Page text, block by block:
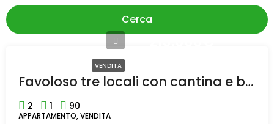
Cerca
VENDITA
Favoloso tre locali con cantina e box completamente ristrutturato a Rho
2 1 90
APPARTAMENTO, VENDITA